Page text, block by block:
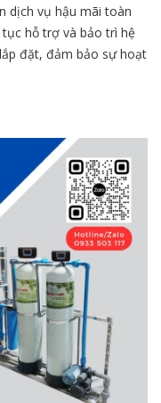
dịch vụ hậu mãi toàn
hỗ trợ và bảo trì hệ
đặt, đảm bảo sự hoạt